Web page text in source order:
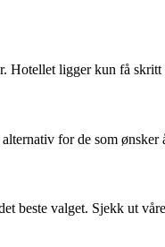
Hotellet ligger kun få
for de som ønsker
valget. Sjekk ut